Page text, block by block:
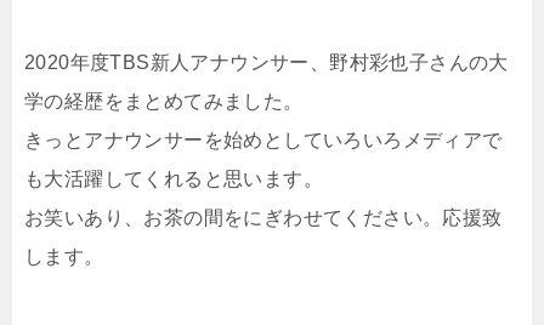
2020年度TBS新人アナウンサー、野村彩也子さんの大
学の経歴をまとめてみました。
きっとアナウンサーを始めとしていろいろメディアで
も大活躍してくれると思います。
お笑いあり、お茶の間をにぎわせてください。応援致
します。